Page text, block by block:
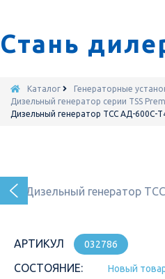
Стань
Каталог Генераторные
Дизельный генератор серии TSS
Дизельный генератор ТСС АД-600С-
АРТИКУЛ 032786
СОСТОЯНИЕ: Новый